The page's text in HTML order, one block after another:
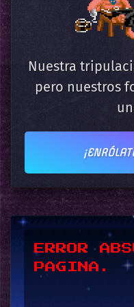
Nuestra
pero nuestros
*UPSSS*